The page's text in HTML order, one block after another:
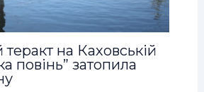
теракт на Каховській
повінь” затопила